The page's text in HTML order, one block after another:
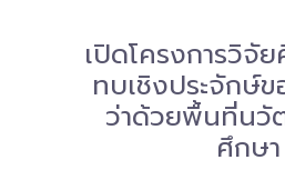
เปิดโครงการวิจั
ทบเชิงประจักษ์
ว่าด้วยพื้นที่นวั
ศึกษา